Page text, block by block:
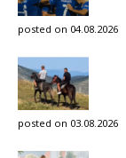
posted on 04.08.2026
posted on 03.08.2026